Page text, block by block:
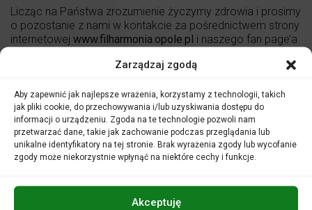
Zarządzaj zgodą
Aby zapewnić jak najlepsze wrażenia, korzystamy z technologii, takich
jak pliki cookie, do przechowywania i/lub uzyskiwania dostępu do
informacji o urządzeniu. Zgoda na te technologie pozwoli nam
przetwarzać dane, takie jak zachowanie podczas przeglądania lub
unikalne identyfikatory na tej stronie. Brak wyrażenia zgody lub wycofanie
zgody może niekorzystnie wpłynąć na niektóre cechy i funkcje.
Akceptuję
Licząc na Państwa zrozumienie życzymy zdrowia i prosimy
o pozostanie z nami w kontakcie za pośrednictwem strony
internetowej www.filharmonia.opole.pl i naszego fan page’a
POWER OF MELODY